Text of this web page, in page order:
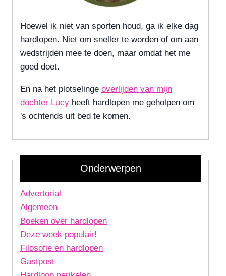
Hoewel ik niet van sporten houd, ga ik elke dag
hardlopen. Niet om sneller te worden of om aan
wedstrijden mee te doen, maar omdat het me
goed doet.
En na het plotselinge overlijden van mijn
dochter Lucy heeft hardlopen me geholpen om
's ochtends uit bed te komen.
Onderwerpen
Advertorial
Algemeen
Boeken over hardlopen
Deze week populair!
Filosofie en hardlopen
Gastpost